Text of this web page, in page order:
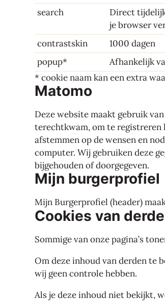
search
Direct
je browser
contrastskin 1000 dagen
popup*
Afhankelijk
* cookie naam kan een extra
Matomo
Deze website maakt gebruik van
terechtkwam, om te registreren
afstemmen op de wensen en
computer. Wij gebruiken deze
bijgehouden of doorgegeven.
Mijn burgerprofiel
Mijn Burgerprofiel (header)
Cookies van
Sommige van onze pagina’s
Om deze inhoud van derden te
wij geen controle hebben.
Als je deze inhoud niet bekijkt,